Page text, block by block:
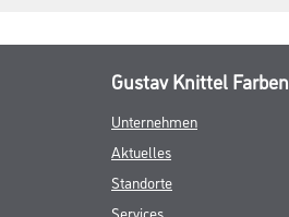
Gustav Knittel Farben
Unternehmen
Aktuelles
Standorte
Services